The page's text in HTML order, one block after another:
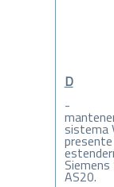
D
-
sistema
AS20.